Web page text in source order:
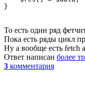
}
То есть один ряд
Пока есть ряды цикл
Ну а вообще есть fetch
Ответ написан более
3 комментария